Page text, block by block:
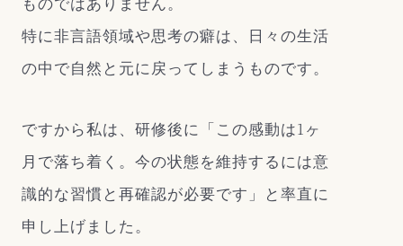
特に非言語領域や思考の癖は、日々の生活
の中で自然と元に戻ってしまうものです。
ですから私は、研修後に「この感動は1ヶ
月で落ち着く。今の状態を維持するには意
識的な習慣と再確認が必要です」と率直に
申し上げました。